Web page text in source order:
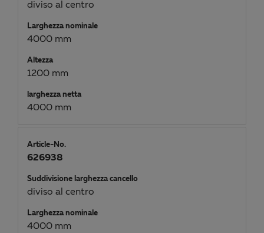
diviso al centro
Larghezza nominale
4000 mm
Altezza
1200 mm
larghezza netta
4000 mm
Article-No.
626938
Suddivisione larghezza cancello
diviso al centro
Larghezza nominale
4000 mm